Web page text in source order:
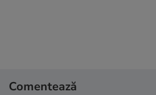
Comentează